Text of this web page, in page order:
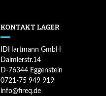
KONTAKT LAGER
IDHartmann GmbH
Daimlerstr.14
D-76344 Eggenstein
0721-75 949 919
info@fireq.de